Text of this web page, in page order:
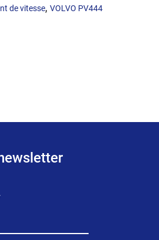
de vitesse, VOLVO PV444